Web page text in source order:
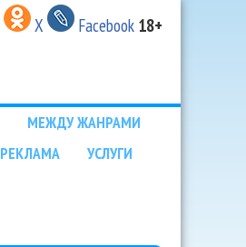
X Facebook 18+
МЕЖДУ ЖАНРАМИ
РЕКЛАМА
УСЛУГИ